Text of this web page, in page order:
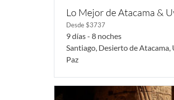
Lo Mejor de Atacama &
Desde $3737
9 días - 8 noches
Santiago, Desierto de Atacama,
Paz